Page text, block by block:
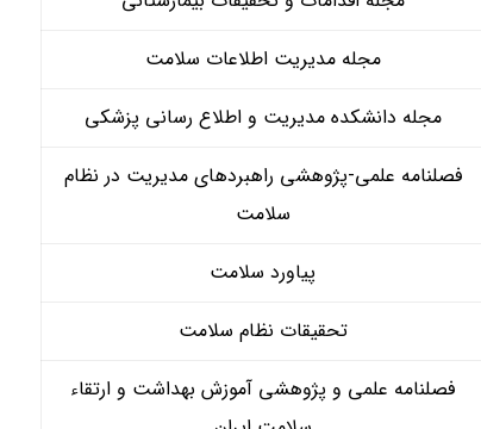
مجله مدیریت اطلاعات سلامت
مجله دانشکده مدیریت و اطلاع رسانی پزشکی
فصلنامه علمی-پژوهشی راهبردهای مدیریت در نظام
سلامت
پیاورد سلامت
تحقیقات نظام سلامت
فصلنامه علمی و پژوهشی آموزش بهداشت و ارتقاء